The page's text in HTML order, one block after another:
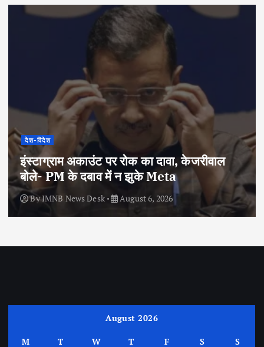
देश-विदेश
इंस्टाग्राम अकाउंट पर रोक का दावा, केजरीवाल
बोले- PM के दबाव में न झुके Meta
ByIMNB News Desk August 6, 2026
August 2026
M T W T F S
S